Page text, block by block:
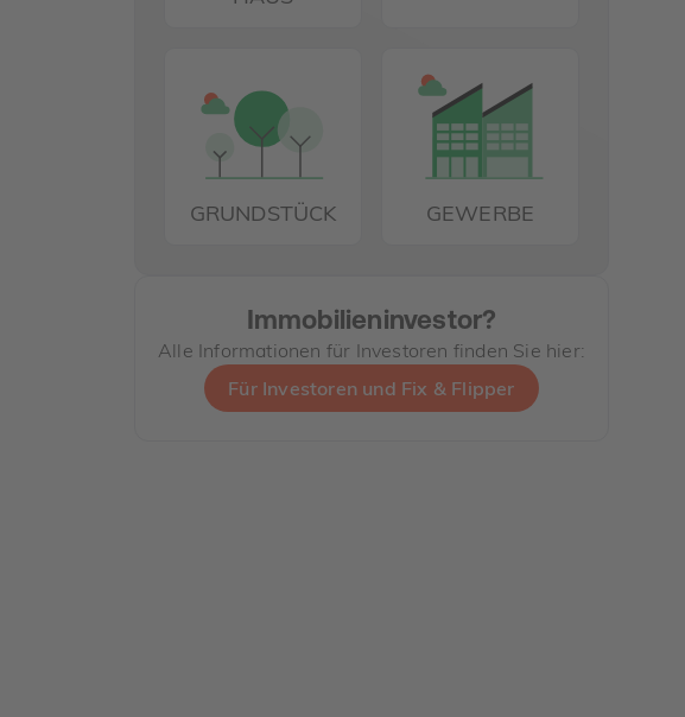
GRUNDSTÜCK GEWERBE
Immobilieninvestor?
Alle Informationen für Investoren finden Sie hier:
Für Investoren und Fix & Flipper